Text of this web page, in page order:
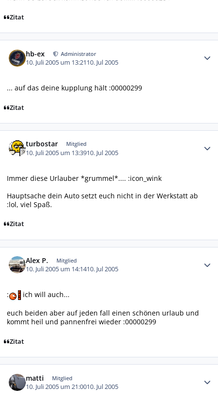
Zitat
hb-ex Administrator
10. Juli 2005 um 13:2110. Jul 2005
... auf das deine kupplung hält :00000299
Zitat
turbostar Mitglied
10. Juli 2005 um 13:3910. Jul 2005
Immer diese Urlauber *grummel*.... :icon_wink
Hauptsache dein Auto setzt euch nicht in der Werkstatt ab
:lol, viel Spaß.
Zitat
Alex P. Mitglied
10. Juli 2005 um 14:1410. Jul 2005
:
ich will auch...
euch beiden aber auf jeden fall einen schönen urlaub und
kommt heil und pannenfrei wieder :00000299
Zitat
matti Mitglied
10. Juli 2005 um 21:0010. Jul 2005